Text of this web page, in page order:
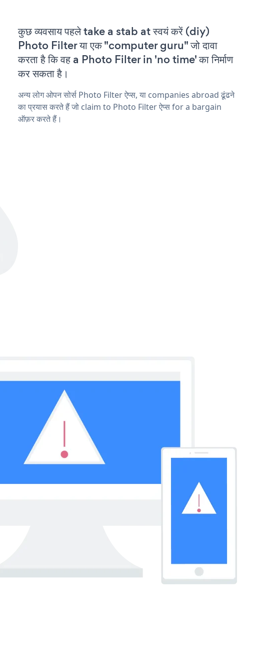
कुछ व्यवसाय पहले take a stab at स्वयं करें (diy)
Photo Filter या एक "computer guru" जो दावा
करता है कि वह a Photo Filter in 'no time' का निर्माण
कर सकता है।
अन्य लोग ओपन सोर्स Photo Filter ऐप्स, या companies abroad ढूंढने
का प्रयास करते हैं जो claim to Photo Filter ऐप्स for a bargain
ऑफ़र करते हैं।